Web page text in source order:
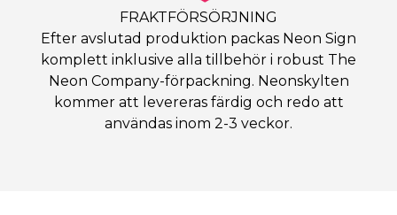
FRAKTFÖRSÖRJNING
Efter avslutad produktion packas Neon Sign
komplett inklusive alla tillbehör i robust The
Neon Company-förpackning. Neonskylten
kommer att levereras färdig och redo att
användas inom 2-3 veckor.